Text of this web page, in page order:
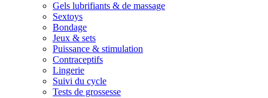
Gels lubrifiants & de massage
Sextoys
Bondage
Jeux & sets
Puissance & stimulation
Contraceptifs
Lingerie
Suivi du cycle
Tests de grossesse